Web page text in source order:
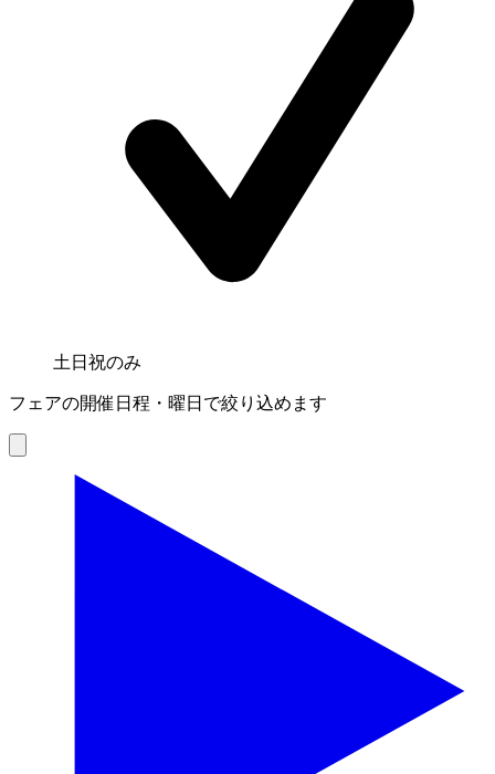
土日祝のみ
フェアの開催日程・曜日で絞り込めます